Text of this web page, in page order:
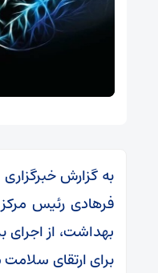
به گزارش
فرهادی رئیس
بهداشت، از اجرای
برای ارتقای